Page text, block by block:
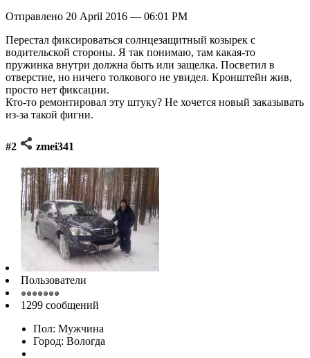
Отправлено 20 April 2016 — 06:01 PM
Перестал фиксироваться солнцезащитный козырек с
водительской стороны. Я так понимаю, там какая-то
пружинка внутри должна быть или защелка. Посветил в
отверстие, но ничего толкового не увидел. Кронштейн жив,
просто нет фиксации.
Кто-то ремонтировал эту штуку? Не хочется новый заказывать
из-за такой фигни.
#2 zmei341
Пользователи
1299 сообщений
Пол: Мужчина
Город: Вологда